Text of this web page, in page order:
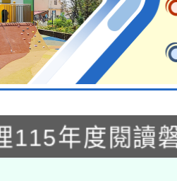
年度第2次
果公告(無人
共學行動站研
115年度閱讀
動專業研習
─人工智慧